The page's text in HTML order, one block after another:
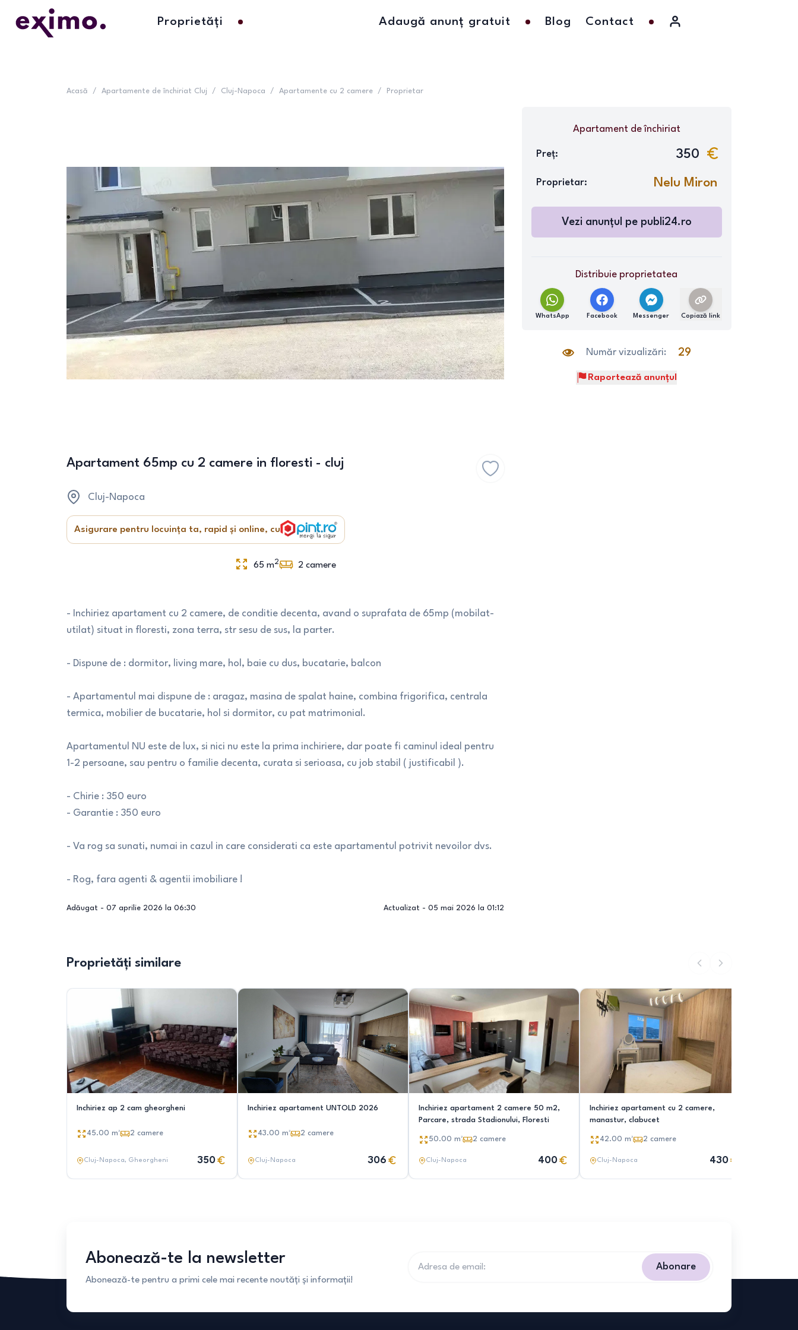
Proprietăți Adaugă anunț gratuit Blog Contact
Acasă / Apartamente de închiriat Cluj / Cluj-Napoca / Apartamente cu 2 camere / Proprietar
Apartament 65mp cu 2 camere in floresti - cluj
Cluj-Napoca
Asigurare pentru locuința ta, rapid și online, cu
65 m2 2 camere
- Inchiriez apartament cu 2 camere, de conditie decenta, avand o suprafata de 65mp (mobilat-
utilat) situat in floresti, zona terra, str sesu de sus, la parter.
- Dispune de : dormitor, living mare, hol, baie cu dus, bucatarie, balcon
- Apartamentul mai dispune de : aragaz, masina de spalat haine, combina frigorifica, centrala
termica, mobilier de bucatarie, hol si dormitor, cu pat matrimonial.
Apartamentul NU este de lux, si nici nu este la prima inchiriere, dar poate fi caminul ideal pentru
1-2 persoane, sau pentru o familie decenta, curata si serioasa, cu job stabil ( justificabil ).
- Chirie : 350 euro
- Garantie : 350 euro
- Va rog sa sunati, numai in cazul in care considerati ca este apartamentul potrivit nevoilor dvs.
- Rog, fara agenti & agentii imobiliare !
Adăugat - 07 aprilie 2026 la 06:30 Actualizat - 05 mai 2026 la 01:12
Apartamentde închiriat
Preț: 350
Proprietar: Nelu Miron
Vezi anunțul pe publi24.ro
Distribuie proprietatea
WhatsApp Facebook Messenger Copiază link
Număr vizualizări: 29
Raportează anunțul
Proprietăți similare
Inchiriez ap 2 cam gheorgheni
45.00 m² 2 camere
Cluj-Napoca, Gheorgheni 350
Inchiriez apartament UNTOLD 2026
43.00 m² 2 camere
Cluj-Napoca 306
Inchiriez apartament 2 camere 50 m2,
Parcare, strada Stadionului, Floresti
50.00 m² 2 camere
Cluj-Napoca 400
Inchiriez apartament cu 2 camere,
manastur, clabucet
42.00 m² 2 camere
Cluj-Napoca 430
Abonează-te la newsletter
Abonează-te pentru a primi cele mai recente noutăți și informații!
Abonare